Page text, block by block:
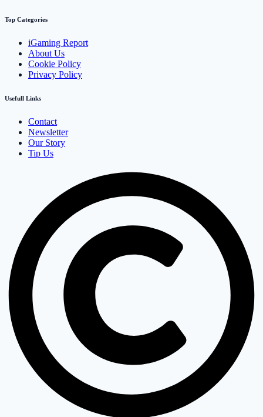
Top Categories
iGaming Report
About Us
Cookie Policy
Privacy Policy
Usefull Links
Contact
Newsletter
Our Story
Tip Us